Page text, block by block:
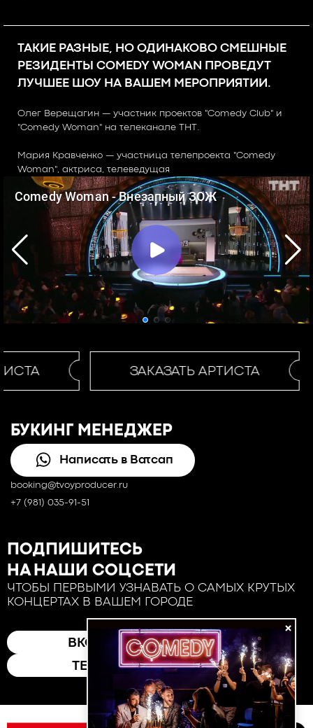
ТАКИЕ РАЗНЫЕ, НО ОДИНАКОВО СМЕШНЫЕ
РЕЗИДЕНТЫ COMEDY WOMAN ПРОВЕДУТ
ЛУЧШЕЕ ШОУ НА ВАШЕМ МЕРОПРИЯТИИ.
Олег Верещагин — участник проектов "Comedy Club" и
"Comedy Woman" на телеканале ТНТ.
Мария Кравченко — участница телепроекта "Comedy
Woman", актриса, телеведущая
ЗАКАЗАТЬ АРТИСТА
БУКИНГ МЕНЕДЖЕР
Написать в Ватсап
booking@tvoyproducer.ru
+7 (981) 035-91-51
×
ПОДПИШИТЕСЬ
НА НАШИ СОЦСЕТИ
ЧТОБЫ ПЕРВЫМИ УЗНАВАТЬ О САМЫХ КРУТЫХ
КОНЦЕРТАХ В ВАШЕМ ГОРОДЕ
ВКОНТАКТЕ
ТЕЛЕГРАМ